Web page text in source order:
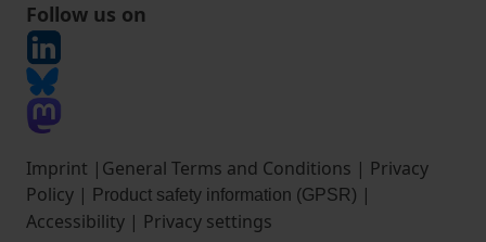
Follow us on
Imprint | General Terms and Conditions | Privacy
Policy | Product safety information (GPSR) |
Accessibility | Privacy settings